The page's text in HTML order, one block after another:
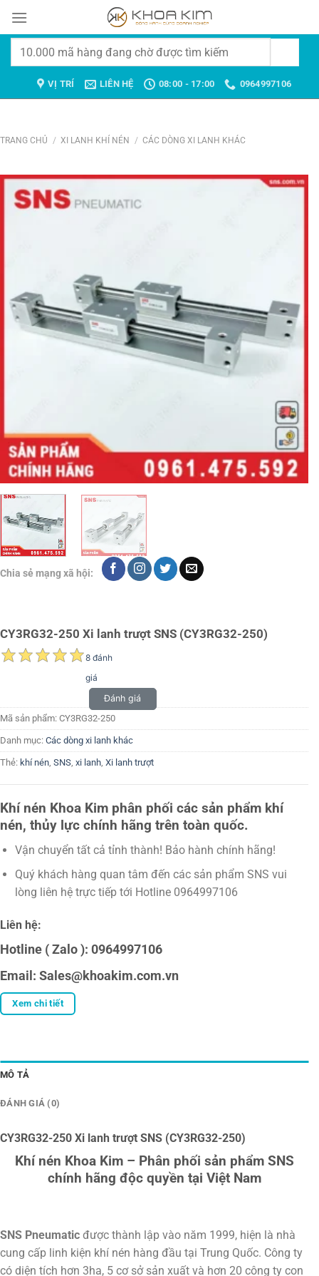
đến
Tìm
VỊ TRÍ LIÊN HỆ 08:00 - 17:00 0964997106
TRANG CHỦ / XI LANH KHÍ NÉN / CÁC DÒNG XI LANH KHÁC
Chia sẻ mạng xã hội:
CY3RG32-250 Xi lanh trượt SNS (CY3RG32-250)
8 đánh
giá
Đánh giá
Mã sản phẩm: CY3RG32-250
Danh mục: Các dòng xi lanh khác
Thẻ: khí nén, SNS, xi lanh, Xi lanh trượt
Khí nén Khoa Kim phân phối các sản phẩm khí
nén, thủy lực chính hãng trên toàn quốc.
Vận chuyển tất cả tỉnh thành! Bảo hành chính hãng!
Quý khách hàng quan tâm đến các sản phẩm SNS vui
lòng liên hệ trực tiếp tới Hotline 0964997106
Liên hệ:
Hotline ( Zalo ): 0964997106
Email: Sales@khoakim.com.vn
Xem chi tiết
MÔ TẢ
ĐÁNH GIÁ (0)
CY3RG32-250 Xi lanh trượt SNS (CY3RG32-250)
Khí nén Khoa Kim – Phân phối sản phẩm SNS
chính hãng độc quyền tại Việt Nam
SNS Pneumatic được thành lập vào năm 1999, hiện là nhà
cung cấp linh kiện khí nén hàng đầu tại Trung Quốc. Công ty
có diện tích hơn 3ha, 5 cơ sở sản xuất và hơn 20 công ty con